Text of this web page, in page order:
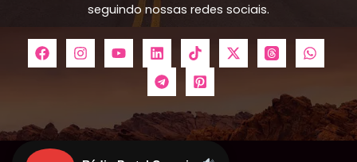
seguindo nossas redes sociais.